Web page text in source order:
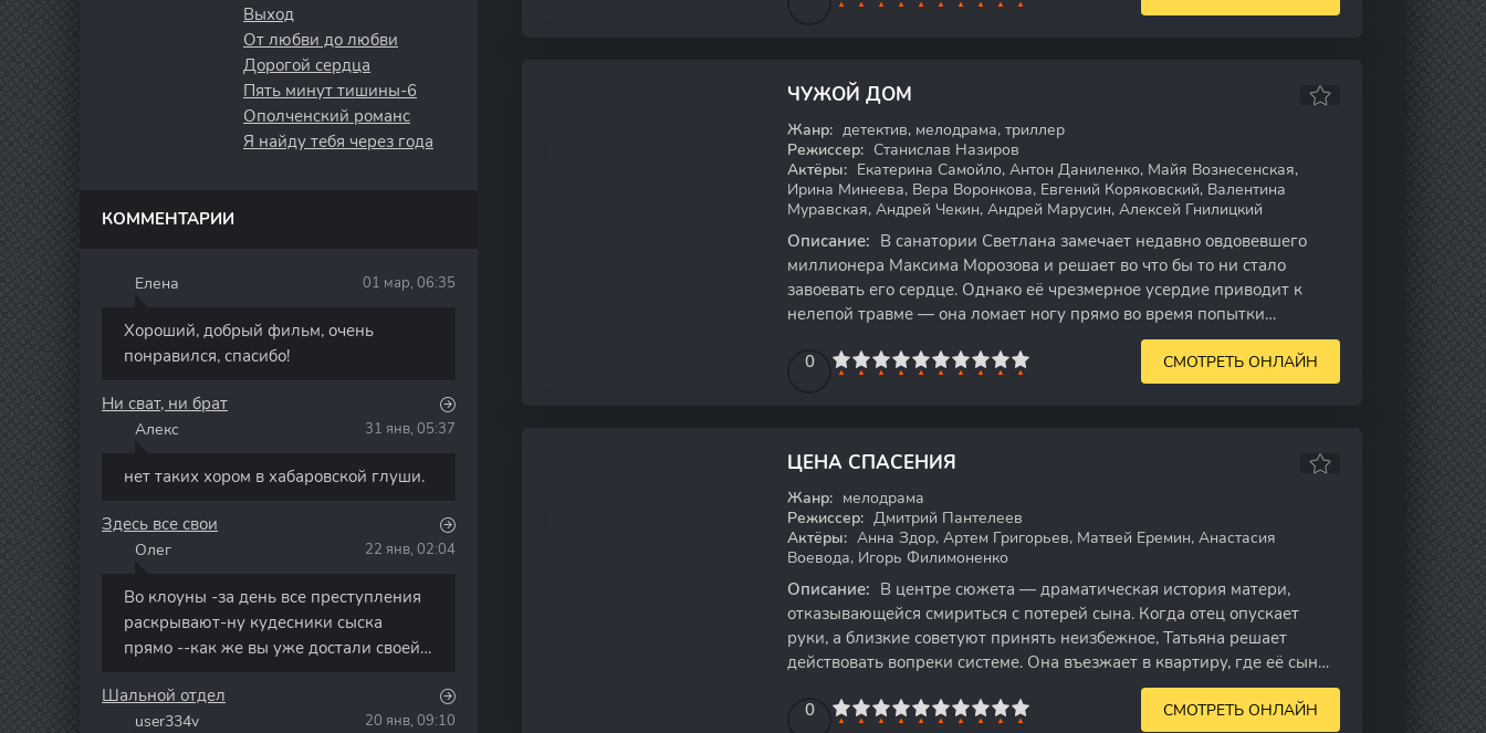
ЧУЖОЙ ДОМ
Жанр: детектив, мелодрама, триллер
Режиссер: Станислав Назиров
Актёры: Екатерина Самойло, Антон Даниленко, Майя Вознесенская,
Ирина Минеева, Вера Воронкова, Евгений Коряковский, Валентина
Муравская, Андрей Чекин, Андрей Марусин, Алексей Гнилицкий
Описание: В санатории Светлана замечает недавно овдовевшего
миллионера Максима Морозова и решает во что бы то ни стало
завоевать его сердце. Однако её чрезмерное усердие приводит к
нелепой травме — она ломает ногу прямо во время попытки
0
5 7 8 9 10 СМОТРЕТЬ ОНЛАЙН
ЦЕНА СПАСЕНИЯ
Жанр: мелодрама
Режиссер: Дмитрий Пантелеев
Актёры: Анна Здор, Артем Григорьев, Матвей Еремин, Анастасия
Воевода, Игорь Филимоненко
Описание: В центре сюжета — драматическая история матери,
отказывающейся смириться с потерей сына. Когда отец опускает
руки, а близкие советуют принять неизбежное, Татьяна решает
действовать вопреки системе. Она въезжает в квартиру, где её сын
0
5 7 8 9 10 СМОТРЕТЬ ОНЛАЙН
Выход
От любви до любви
Дорогой сердца
Пять минут тишины-6
Ополченский романс
Я найду тебя через года
КОММЕНТАРИИ
Елена 01 мар, 06:35
Хороший, добрый фильм, очень
понравился, спасибо!
Ни сват, ни брат
Алекс 31 янв, 05:37
нет таких хором в хабаровской глуши.
Здесь все свои
Олег 22 янв, 02:04
Во клоуны -за день все преступления
раскрывают-ну кудесники сыска
прямо --как же вы уже достали своей
Шальной отдел
user334v 20 янв, 09:10